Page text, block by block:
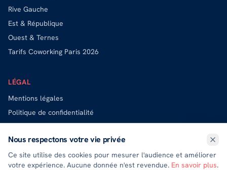
Rive Gauche
Est & République
Ouest & Ternes
Tarifs Coworking Paris 2026
LÉGAL
Mentions légales
Politique de confidentialité
Politique de cookies
Exercer mes droits (DPO)
Nous respectons votre vie privée
Ce site utilise des cookies pour mesurer l'audience et améliorer
votre expérience. Aucune donnée n'est revendue. En savoir plus.